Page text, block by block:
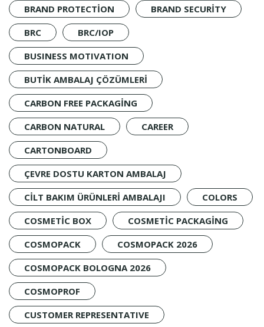
BRAND PROTECTION
BRAND SECURITY
BRC
BRC/IOP
BUSINESS MOTIVATION
BUTIK AMBALAJ ÇÖZÜMLERI
CARBON FREE PACKAGING
CARBON NATURAL
CAREER
CARTONBOARD
ÇEVRE DOSTU KARTON AMBALAJ
CILT BAKIM ÜRÜNLERI AMBALAJI
COLORS
COSMETIC BOX
COSMETIC PACKAGING
COSMOPACK
COSMOPACK 2026
COSMOPACK BOLOGNA 2026
COSMOPROF
CUSTOMER REPRESENTATIVE